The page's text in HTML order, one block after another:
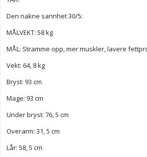
Den nakne sannhet 30/5:
MÅLVEKT: 58 kg
MÅL: Stramme opp, mer muskler, lavere
Vekt: 64, 8 kg
Bryst: 93 cm
Mage: 93 cm
Under bryst: 76, 5 cm
Overarm: 31, 5 cm
Lår: 58, 5 cm